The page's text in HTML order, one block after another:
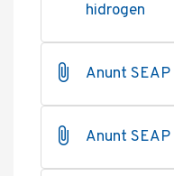
hidrogen
Anunt
Anunt